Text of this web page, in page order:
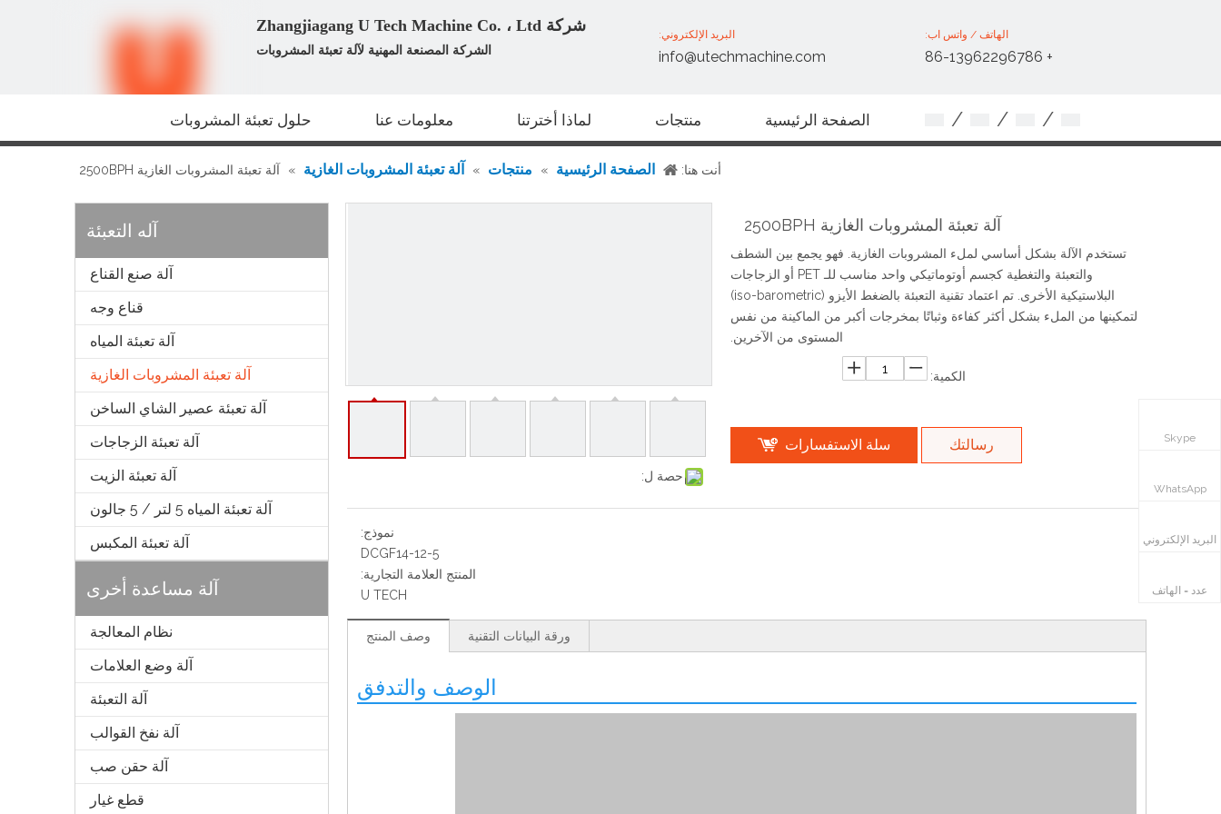
شركة Zhangjiagang U Tech Machine Co. ، Ltd
الشركة المصنعة المهنية لآلة تعبئة المشروبات
البريد الإلكتروني:
info@utechmachine.com
الهاتف / واتس اب:
+ 86-13962296786
الصفحة الرئيسية منتجات لماذا أخترتنا معلومات عنا
حلول تعبئة المشروبات
اتصل بنا
/
/
/
أنت هنا: الصفحة الرئيسية » منتجات » آلة تعبئة المشروبات الغازية » آلة تعبئة المشروبات الغازية 2500BPH
آله التعبئة
آلة صنع القناع
قناع وجه
آلة تعبئة المياه
آلة تعبئة المشروبات الغازية
آلة تعبئة عصير الشاي الساخن
آلة تعبئة الزجاجات
آلة تعبئة الزيت
آلة تعبئة المياه 5 لتر / 5 جالون
آلة تعبئة المكبس
آلة مساعدة أخرى
نظام المعالجة
آلة وضع العلامات
آلة التعبئة
آلة نفخ القوالب
آلة حقن صب
قطع غيار
حصة ل:
آلة تعبئة المشروبات الغازية 2500BPH
تستخدم الآلة بشكل أساسي لملء المشروبات الغازية. فهو يجمع بين الشطف
والتعبئة والتغطية كجسم أوتوماتيكي واحد مناسب للـ PET أو الزجاجات
البلاستيكية الأخرى. تم اعتماد تقنية التعبئة بالضغط الأيزو (iso-barometric)
لتمكينها من الملء بشكل أكثر كفاءة وثباتًا بمخرجات أكبر من الماكينة من نفس
المستوى من الآخرين.
الكمية:
رسالتك سلة الاستفسارات
نموذج:
DCGF14-12-5
المنتج العلامة التجارية:
U TECH
وصف المنتج ورقة البيانات التقنية
الوصف والتدفق
Skype
WhatsApp
البريد الإلكتروني
عدد = الهاتف